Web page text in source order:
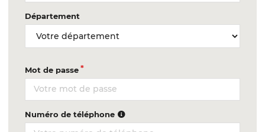
Département
Mot de passe
Numéro de téléphone